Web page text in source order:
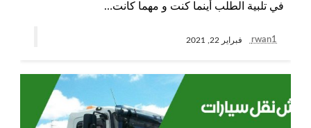
في تلبية الطلب أينما كنت و مهما كانت…
rwan1 فبراير 22, 2021